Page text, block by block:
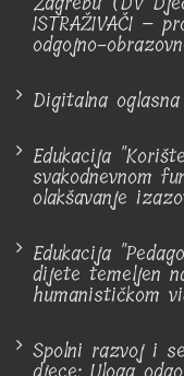
ISTRAŽIVAČI –
odgojno-
Digitalna
Edukacija
svakodnevnom
olakšavanje
Edukacija
dijete temeljen
humanističkom
Spolni razvoj i